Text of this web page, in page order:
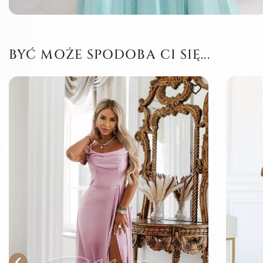
BYĆ MOŻE SPODOBA CI SIĘ...
favorite_border